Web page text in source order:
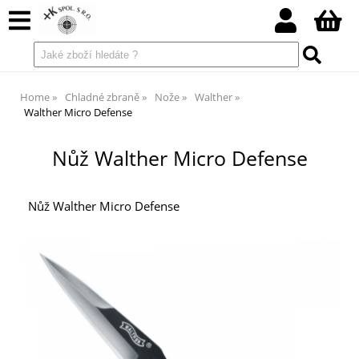
Home Chladné zbraně Nože
Walther
Walther Micro Defense
Nůž Walther Micro Defense
Nůž Walther Micro Defense